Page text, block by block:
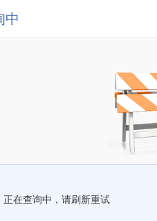
中
正在查询中，请刷新重试